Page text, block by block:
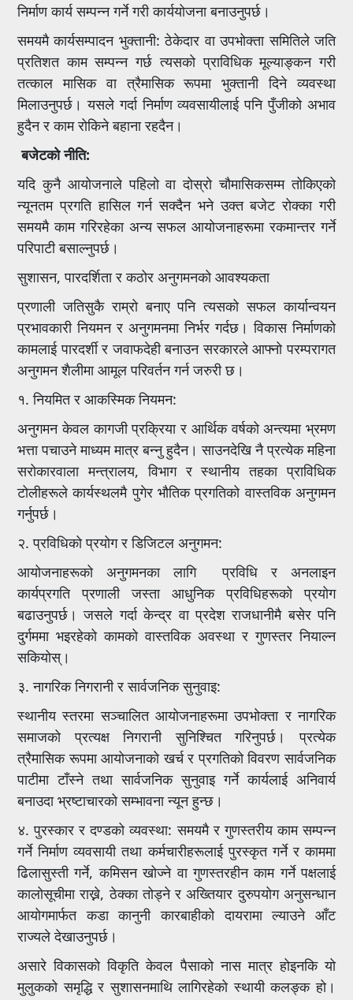
निर्माण कार्य सम्पन्न गर्ने गरी कार्ययोजना बनाउनुपर्छ।
समयमै कार्यसम्पादन भुक्तानी: ठेकेदार वा उपभोक्ता समितिले जति
प्रतिशत काम सम्पन्न गर्छ त्यसको प्राविधिक मूल्याङ्कन गरी
तत्काल मासिक वा त्रैमासिक रूपमा भुक्तानी दिने व्यवस्था
मिलाउनुपर्छ। यसले गर्दा निर्माण व्यवसायीलाई पनि पुँजीको अभाव
हुदैन र काम रोकिने बहाना रहदैन।
बजेटको नीति:
यदि कुनै आयोजनाले पहिलो वा दोस्रो चौमासिकसम्म तोकिएको
न्यूनतम प्रगति हासिल गर्न सक्दैन भने उक्त बजेट रोक्का गरी
समयमै काम गरिरहेका अन्य सफल आयोजनाहरूमा रकमान्तर गर्ने
परिपाटी बसाल्नुपर्छ।
सुशासन, पारदर्शिता र कठोर अनुगमनको आवश्यकता
प्रणाली जतिसुकै राम्रो बनाए पनि त्यसको सफल कार्यान्वयन
प्रभावकारी नियमन र अनुगमनमा निर्भर गर्दछ। विकास निर्माणको
कामलाई पारदर्शी र जवाफदेही बनाउन सरकारले आफ्नो परम्परागत
अनुगमन शैलीमा आमूल परिवर्तन गर्न जरुरी छ।
१. नियमित र आकस्मिक नियमन:
अनुगमन केवल कागजी प्रक्रिया र आर्थिक वर्षको अन्त्यमा भ्रमण
भत्ता पचाउने माध्यम मात्र बन्नु हुदैन। साउनदेखि नै प्रत्येक महिना
सरोकारवाला मन्त्रालय, विभाग र स्थानीय तहका प्राविधिक
टोलीहरूले कार्यस्थलमै पुगेर भौतिक प्रगतिको वास्तविक अनुगमन
गर्नुपर्छ।
२. प्रविधिको प्रयोग र डिजिटल अनुगमन:
आयोजनाहरूको अनुगमनका लागि प्रविधि र अनलाइन
कार्यप्रगति प्रणाली जस्ता आधुनिक प्रविधिहरूको प्रयोग
बढाउनुपर्छ। जसले गर्दा केन्द्र वा प्रदेश राजधानीमै बसेर पनि
दुर्गममा भइरहेको कामको वास्तविक अवस्था र गुणस्तर नियाल्न
सकियोस्।
३. नागरिक निगरानी र सार्वजनिक सुनुवाइ:
स्थानीय स्तरमा सञ्चालित आयोजनाहरूमा उपभोक्ता र नागरिक
समाजको प्रत्यक्ष निगरानी सुनिश्चित गरिनुपर्छ। प्रत्येक
त्रैमासिक रूपमा आयोजनाको खर्च र प्रगतिको विवरण सार्वजनिक
पाटीमा टाँस्ने तथा सार्वजनिक सुनुवाइ गर्ने कार्यलाई अनिवार्य
बनाउदा भ्रष्टाचारको सम्भावना न्यून हुन्छ।
४. पुरस्कार र दण्डको व्यवस्था: समयमै र गुणस्तरीय काम सम्पन्न
गर्ने निर्माण व्यवसायी तथा कर्मचारीहरूलाई पुरस्कृत गर्ने र काममा
ढिलासुस्ती गर्ने, कमिसन खोज्ने वा गुणस्तरहीन काम गर्ने पक्षलाई
कालोसूचीमा राख्ने, ठेक्का तोड्ने र अख्तियार दुरुपयोग अनुसन्धान
आयोगमार्फत कडा कानुनी कारबाहीको दायरामा ल्याउने आँट
राज्यले देखाउनुपर्छ।
असारे विकासको विकृति केवल पैसाको नास मात्र होइनकि यो
मुलुकको समृद्धि र सुशासनमाथि लागिरहेको स्थायी कलङ्क हो।